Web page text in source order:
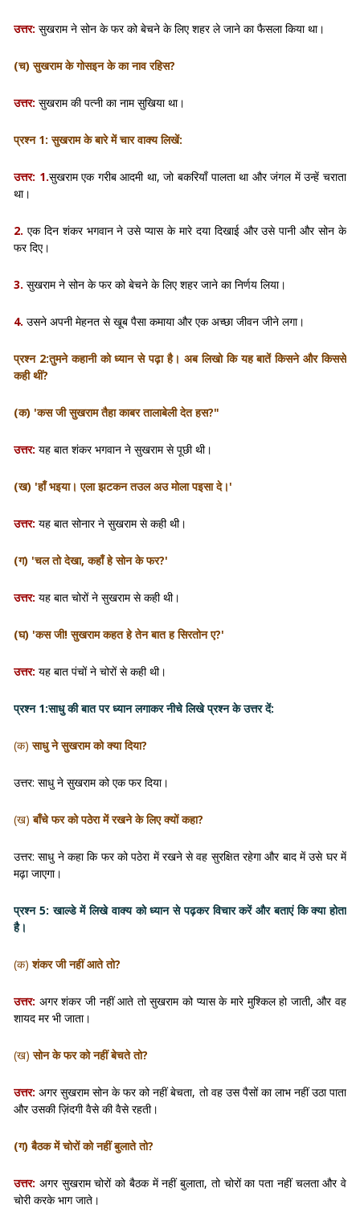
उत्तर: सुखराम ने सोन के फर को बेचने के लिए शहर ले जाने का फैसला किया था।
(च)सुखराम के गोसइन के का नाव रहिस?
उत्तर: सुखराम की पत्नी का नाम सुखिया था।
प्रश्न 1:सुखराम के बारे में चार वाक्य लिखें:
उत्तर: 1.सुखराम एक गरीब आदमी था, जो बकरियाँ पालता था और जंगल में उन्हें चराता
था।
2. एक दिन शंकर भगवान ने उसे प्यास के मारे दया दिखाई और उसे पानी और सोन के
फर दिए।
3. सुखराम ने सोन के फर को बेचने के लिए शहर जाने का निर्णय लिया।
4. उसने अपनी मेहनत से खूब पैसा कमाया और एक अच्छा जीवन जीने लगा।
प्रश्न 2:तुमने कहानी को ध्यान से पढ़ा है। अब लिखो कि यह बातें किसने और किससे
कही थीं?
(क) 'कस जी सुखराम तैहा काबर तालाबेली देत हस?"
उत्तर: यह बात शंकर भगवान ने सुखराम से पूछी थी।
(ख) 'हाँ भइया। एला झटकन तउल अउ मोला पइसा दे।'
उत्तर: यह बात सोनार ने सुखराम से कही थी।
(ग) 'चल तो देखा, कहाँ हे सोन के फर?'
उत्तर: यह बात चोरों ने सुखराम से कही थी।
(घ) 'कस जी! सुखराम कहत हे तेन बात ह सिरतोन ए?'
उत्तर: यह बात पंचों ने चोरों से कही थी।
प्रश्न 1:साधु की बात पर ध्यान लगाकर नीचे लिखे प्रश्न के उत्तर दें:
(क)साधु ने सुखराम को क्या दिया?
उत्तर: साधु ने सुखराम को एक फर दिया।
(ख)बाँचे फर को पठेरा में रखने के लिए क्यों कहा?
उत्तर: साधु ने कहा कि फर को पठेरा में रखने से वह सुरक्षित रहेगा और बाद में उसे घर में
मढ़ा जाएगा।
प्रश्न 5: खाल्डे में लिखे वाक्य को ध्यान से पढ़कर विचार करें और बताएं कि क्या होता
है।
(क)शंकर जी नहीं आते तो?
उत्तर: अगर शंकर जी नहीं आते तो सुखराम को प्यास के मारे मुश्किल हो जाती, और वह
शायद मर भी जाता।
(ख)सोन के फर को नहीं बेचते तो?
उत्तर: अगर सुखराम सोन के फर को नहीं बेचता, तो वह उस पैसों का लाभ नहीं उठा पाता
और उसकी ज़िंदगी वैसे की वैसे रहती।
(ग)बैठक में चोरों को नहीं बुलाते तो?
उत्तर: अगर सुखराम चोरों को बैठक में नहीं बुलाता, तो चोरों का पता नहीं चलता और वे
चोरी करके भाग जाते।